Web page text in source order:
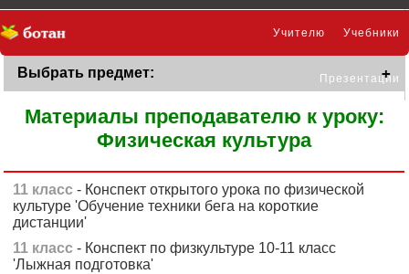
Учебники
Учителю
Презентации
Выбрать предмет:
Материалы преподавателю к уроку:
Физическая культура
11 класс - Конспект открытого урока по физической
культуре 'Обучение техники бега на короткие
дистанции'
11 класс - Конспект по физкультуре 10-11 класс
'Лыжная подготовка'